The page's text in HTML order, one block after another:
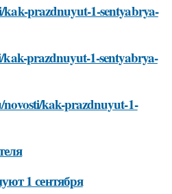
prazdnuyut-1-sentyabrya-
prazdnuyut-1-sentyabrya-
kak-prazdnuyut-1-
1 сентября